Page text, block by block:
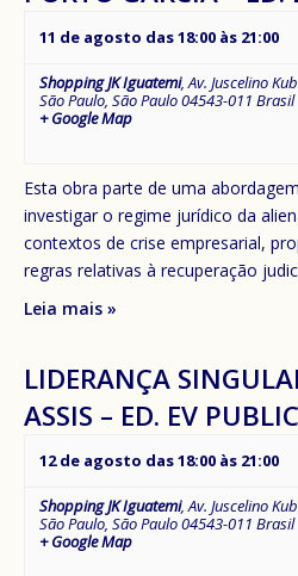
11 de agosto das 18:00 às 21:00
Shopping JK Iguatemi,Av. Juscelino
São Paulo, São Paulo04543-011 Brasil
+ Google Map
Esta obra parte de uma
investigar o regime jurídico da
contextos de crise empresarial,
regras relativas à recuperação
Leia mais »
LIDERANÇA
ASSIS – ED. EV
12 de agosto das 18:00 às 21:00
Shopping JK Iguatemi,Av. Juscelino
São Paulo, São Paulo04543-011 Brasil
+ Google Map